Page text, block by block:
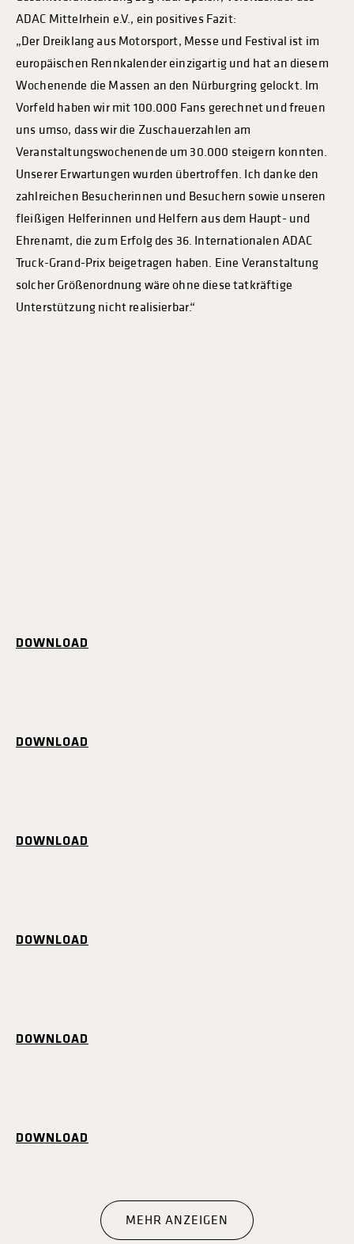
ADAC Mittelrhein e.V., ein positives Fazit:
„Der Dreiklang aus Motorsport, Messe und Festival ist im
europäischen Rennkalender einzigartig und hat an diesem
Wochenende die Massen an den Nürburgring gelockt. Im
Vorfeld haben wir mit 100.000 Fans gerechnet und freuen
uns umso, dass wir die Zuschauerzahlen am
Veranstaltungswochenende um 30.000 steigern konnten.
Unserer Erwartungen wurden übertroffen. Ich danke den
zahlreichen Besucherinnen und Besuchern sowie unseren
fleißigen Helferinnen und Helfern aus dem Haupt- und
Ehrenamt, die zum Erfolg des 36. Internationalen ADAC
Truck-Grand-Prix beigetragen haben. Eine Veranstaltung
solcher Größenordnung wäre ohne diese tatkräftige
Unterstützung nicht realisierbar.“
DOWNLOAD
DOWNLOAD
DOWNLOAD
DOWNLOAD
DOWNLOAD
DOWNLOAD
MEHR ANZEIGEN